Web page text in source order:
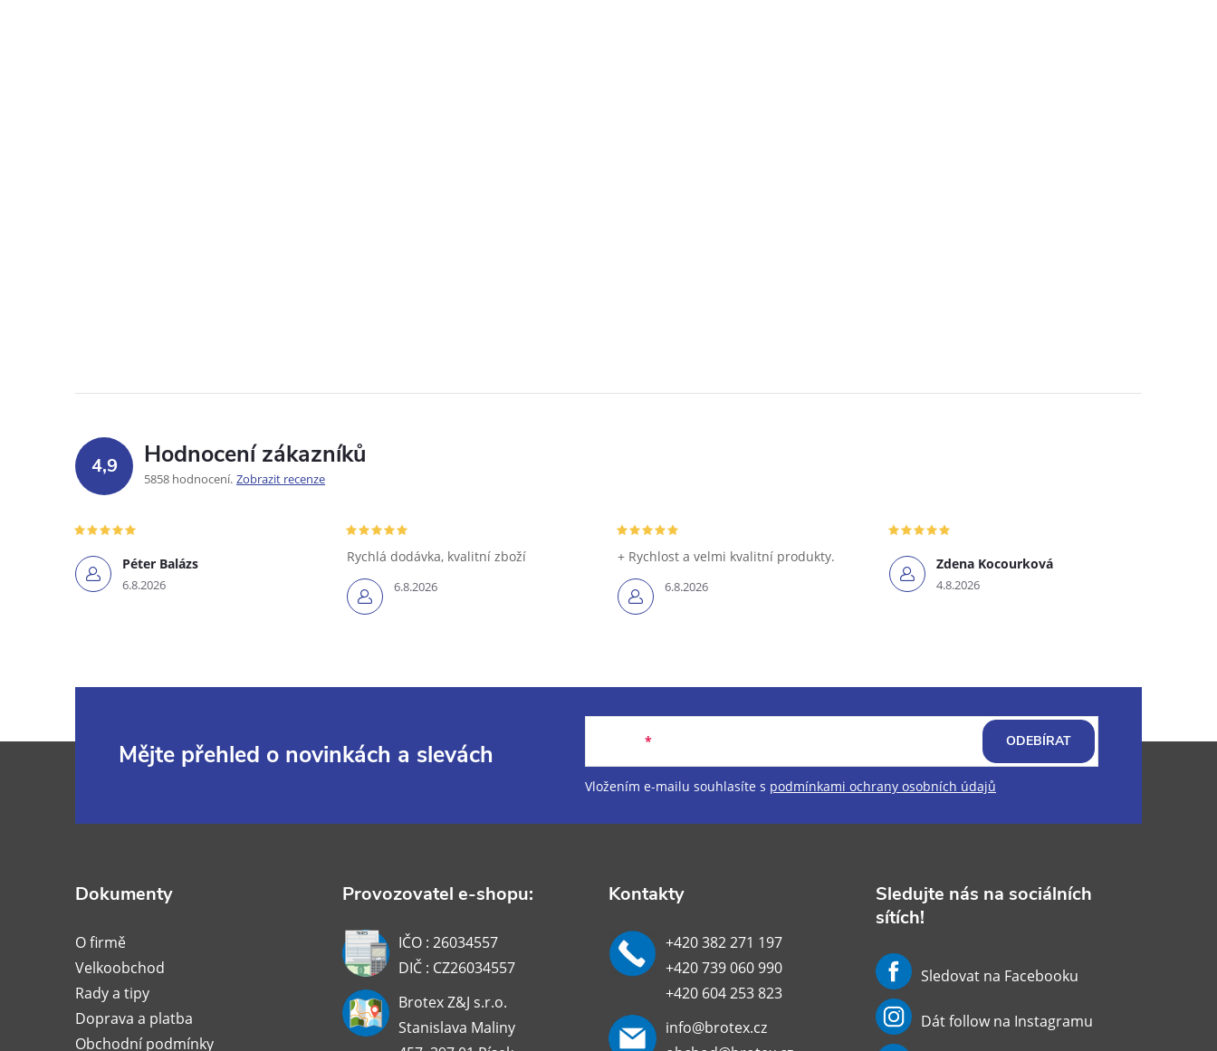
4,9 Hodnocení zákazníků
5858 hodnocení Zobrazit recenze
Péter Balázs
6.8.2026 6.8.2026
Rychlá dodávka, kvalitní zboží
6.8.2026
+ Rychlost a velmi kvalitní produkty. Zdena Kocourková
4.8.2026
Mějte přehled o novinkách a slevách
Vložením e-mailu souhlasíte s podmínkami ochrany osobních údajů
ODEBÍRAT
Dokumenty
O firmě
Velkoobchod
Rady a tipy
Doprava a platba
Obchodní podmínky
Provozovatel e-shopu:
IČO : 26034557
DIČ : CZ26034557
Brotex Z&J s.r.o.
Stanislava Maliny
Kontakty
+420 382 271 197
+420 739 060 990
+420 604 253 823
info@brotex.cz
Sledujte nás na sociálních
sítích!
Sledovat na Facebooku
Dát follow na Instagramu